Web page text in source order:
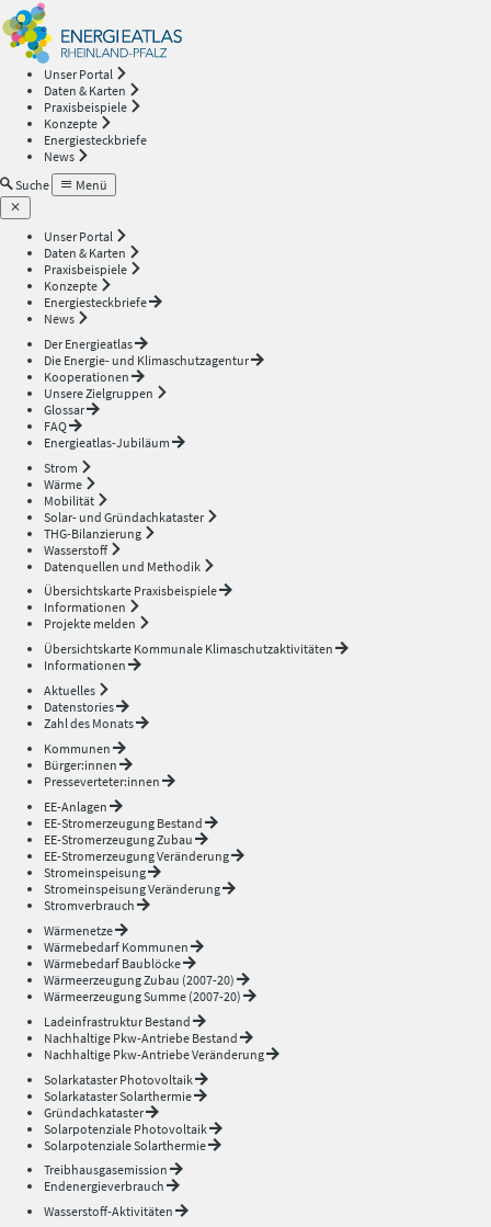
Unser Portal
Daten & Karten
Praxisbeispiele
Konzepte
Energiesteckbriefe
News
Suche
Menü
Unser Portal
Daten & Karten
Praxisbeispiele
Konzepte
Energiesteckbriefe
News
Der Energieatlas
Die Energie- und Klimaschutzagentur
Kooperationen
Unsere Zielgruppen
Glossar
FAQ
Energieatlas-Jubiläum
Strom
Wärme
Mobilität
Solar- und Gründachkataster
THG-Bilanzierung
Wasserstoff
Datenquellen und Methodik
Übersichtskarte Praxisbeispiele
Informationen
Projekte melden
Übersichtskarte Kommunale Klimaschutzaktivitäten
Informationen
Aktuelles
Datenstories
Zahl des Monats
Kommunen
Bürger:innen
Presseverteter:innen
EE-Anlagen
EE-Stromerzeugung Bestand
EE-Stromerzeugung Zubau
EE-Stromerzeugung Veränderung
Stromeinspeisung
Stromeinspeisung Veränderung
Stromverbrauch
Wärmenetze
Wärmebedarf Kommunen
Wärmebedarf Baublöcke
Wärmeerzeugung Zubau (2007-20)
Wärmeerzeugung Summe (2007-20)
Ladeinfrastruktur Bestand
Nachhaltige Pkw-Antriebe Bestand
Nachhaltige Pkw-Antriebe Veränderung
Solarkataster Photovoltaik
Solarkataster Solarthermie
Gründachkataster
Solarpotenziale Photovoltaik
Solarpotenziale Solarthermie
Treibhausgasemission
Endenergieverbrauch
Wasserstoff-Aktivitäten